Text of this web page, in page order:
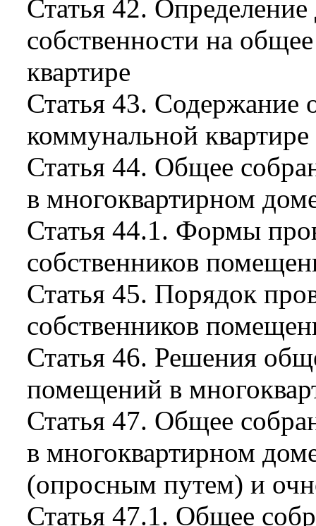
Статья 42.
собственности на
квартире
Статья 43. Содержание
коммунальной квартире
Статья 44. Общее
в многоквартирном
Статья 44.1. Формы
собственников
Статья 45. Порядок
собственников
Статья 46. Решения
помещений в
Статья 47. Общее
в многоквартирном
(опросным путем) и
Статья 47.1. Общее